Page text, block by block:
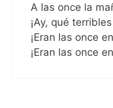
A las once la
¡Ay, qué
¡Eran las once
¡Eran las once